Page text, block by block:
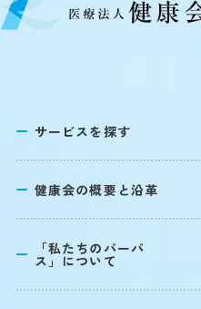
サービスを探す
健康会の概要と沿革
「私たちのパーパ
ス」について